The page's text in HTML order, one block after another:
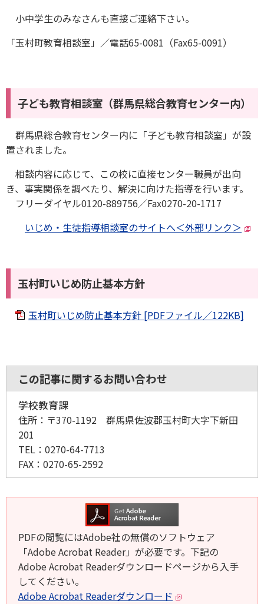
小中学生のみなさんも直接ご連絡下さい。
「玉村町教育相談室」／電話65-0081（Fax65-0091）
子ども教育相談室（群馬県総合教育センター内）
群馬県総合教育センター内に「子ども教育相談室」が設
置されました。
相談内容に応じて、この校に直接センター職員が出向
き、事実関係を調べたり、解決に向けた指導を行います。
フリーダイヤル0120-889756／Fax0270-20-1717
いじめ・生徒指導相談室のサイトへ＜外部リンク＞
玉村町いじめ防止基本方針
玉村町いじめ防止基本方針 [PDFファイル／122KB]
この記事に関するお問い合わせ
学校教育課
住所： 〒370-1192 群馬県佐波郡玉村町大字下新田
201
TEL： 0270-64-7713
FAX： 0270-65-2592
PDFの閲覧にはAdobe社の無償のソフトウェア
「Adobe Acrobat Reader」が必要です。下記の
Adobe Acrobat Readerダウンロードページから入手
してください。
Adobe Acrobat Readerダウンロード